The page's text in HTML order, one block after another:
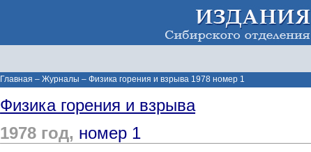
Главная – Журналы – Физика горения и взрыва 1978 номер 1
Физика горения и взрыва
1978 год, номер 1